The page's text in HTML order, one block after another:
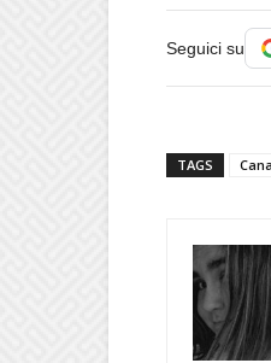
Seguici su
TAGS